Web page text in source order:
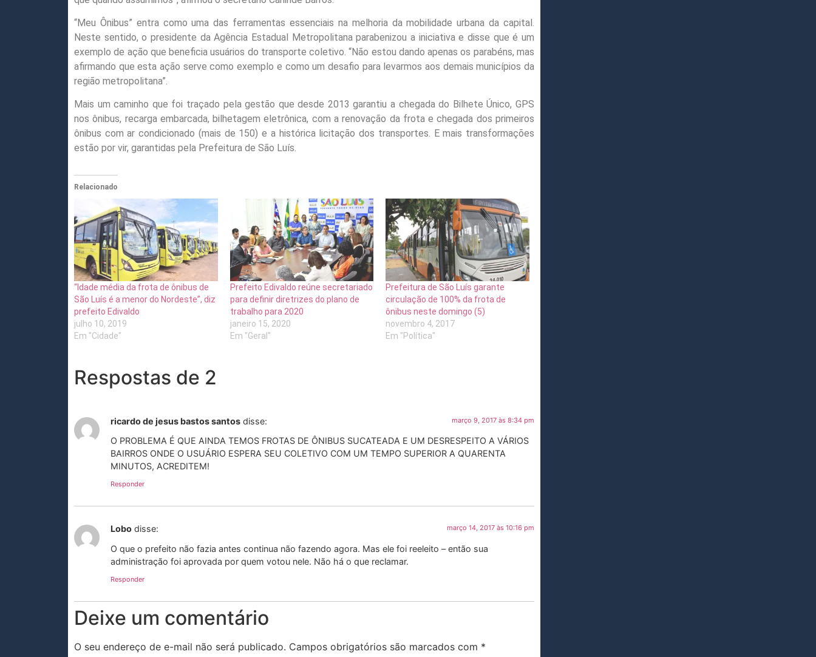
“Meu Ônibus” entra como uma das ferramentas essenciais na melhoria da mobilidade urbana da capital.
Neste sentido, o presidente da Agência Estadual Metropolitana parabenizou a iniciativa e disse que é um
exemplo de ação que beneficia usuários do transporte coletivo. “Não estou dando apenas os parabéns, mas
afirmando que esta ação serve como exemplo e como um desafio para levarmos aos demais municípios da
região metropolitana”.
Mais um caminho que foi traçado pela gestão que desde 2013 garantiu a chegada do Bilhete Único, GPS
nos ônibus, recarga embarcada, bilhetagem eletrônica, com a renovação da frota e chegada dos primeiros
ônibus com ar condicionado (mais de 150) e a histórica licitação dos transportes. E mais transformações
estão por vir, garantidas pela Prefeitura de São Luís.
Relacionado
“Idade média da frota de ônibus de
São Luís é a menor do Nordeste”, diz
prefeito Edivaldo
julho 10, 2019
Em "Cidade"
Prefeito Edivaldo reúne secretariado
para definir diretrizes do plano de
trabalho para 2020
janeiro 15, 2020
Em "Geral"
Prefeitura de São Luís garante
circulação de 100% da frota de
ônibus neste domingo (5)
novembro 4, 2017
Em "Política"
Respostas de 2
ricardo de jesus bastos santos disse: março 9, 2017 às 8:34 pm
O PROBLEMA É QUE AINDA TEMOS FROTAS DE ÔNIBUS SUCATEADA E UM DESRESPEITO A VÁRIOS
BAIRROS ONDE O USUÁRIO ESPERA SEU COLETIVO COM UM TEMPO SUPERIOR A QUARENTA
MINUTOS, ACREDITEM!
Responder
Lobo disse: março 14, 2017 às 10:16 pm
O que o prefeito não fazia antes continua não fazendo agora. Mas ele foi reeleito – então sua
administração foi aprovada por quem votou nele. Não há o que reclamar.
Responder
Deixe um comentário
O seu endereço de e-mail não será publicado. Campos obrigatórios são marcados com *